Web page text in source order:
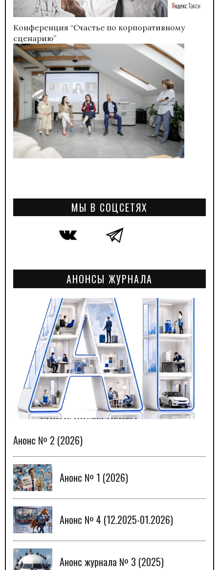
Конференция “Счастье по корпоративному
сценарию”
МЫ В СОЦСЕТЯХ
АНОНСЫ ЖУРНАЛА
Анонс № 2 (2026)
Анонс № 1 (2026)
Анонс № 4 (12.2025-01.2026)
Анонс журнала № 3 (2025)